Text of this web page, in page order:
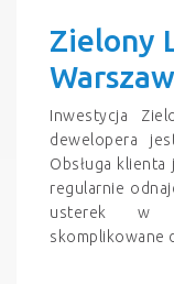
Zielony
Inwestycja
dewelopera
Obsługa
regularnie
usterek w
skomplikowane